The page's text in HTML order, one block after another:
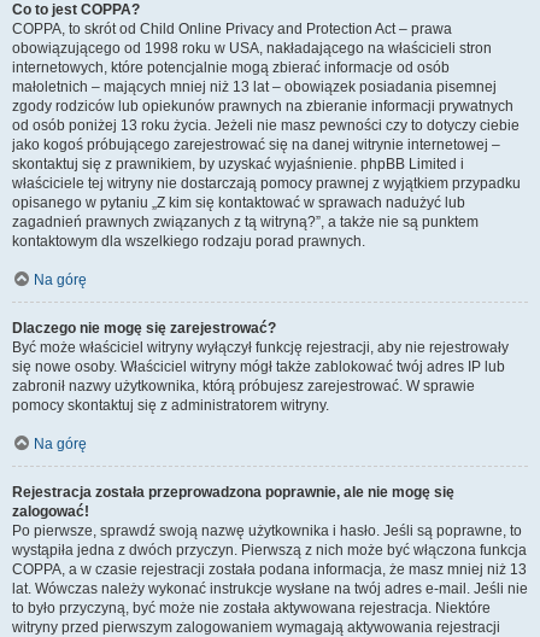
Co to jest COPPA?
COPPA, to skrót od Child Online Privacy and Protection Act – prawa
obowiązującego od 1998 roku w USA, nakładającego na właścicieli stron
internetowych, które potencjalnie mogą zbierać informacje od osób
małoletnich – mających mniej niż 13 lat – obowiązek posiadania pisemnej
zgody rodziców lub opiekunów prawnych na zbieranie informacji prywatnych
od osób poniżej 13 roku życia. Jeżeli nie masz pewności czy to dotyczy ciebie
jako kogoś próbującego zarejestrować się na danej witrynie internetowej –
skontaktuj się z prawnikiem, by uzyskać wyjaśnienie. phpBB Limited i
właściciele tej witryny nie dostarczają pomocy prawnej z wyjątkiem przypadku
opisanego w pytaniu „Z kim się kontaktować w sprawach nadużyć lub
zagadnień prawnych związanych z tą witryną?”, a także nie są punktem
kontaktowym dla wszelkiego rodzaju porad prawnych.
Na górę
Dlaczego nie mogę się zarejestrować?
Być może właściciel witryny wyłączył funkcję rejestracji, aby nie rejestrowały
się nowe osoby. Właściciel witryny mógł także zablokować twój adres IP lub
zabronił nazwy użytkownika, którą próbujesz zarejestrować. W sprawie
pomocy skontaktuj się z administratorem witryny.
Na górę
Rejestracja została przeprowadzona poprawnie, ale nie mogę się
zalogować!
Po pierwsze, sprawdź swoją nazwę użytkownika i hasło. Jeśli są poprawne, to
wystąpiła jedna z dwóch przyczyn. Pierwszą z nich może być włączona funkcja
COPPA, a w czasie rejestracji została podana informacja, że masz mniej niż 13
lat. Wówczas należy wykonać instrukcje wysłane na twój adres e-mail. Jeśli nie
to było przyczyną, być może nie została aktywowana rejestracja. Niektóre
witryny przed pierwszym zalogowaniem wymagają aktywowania rejestracji